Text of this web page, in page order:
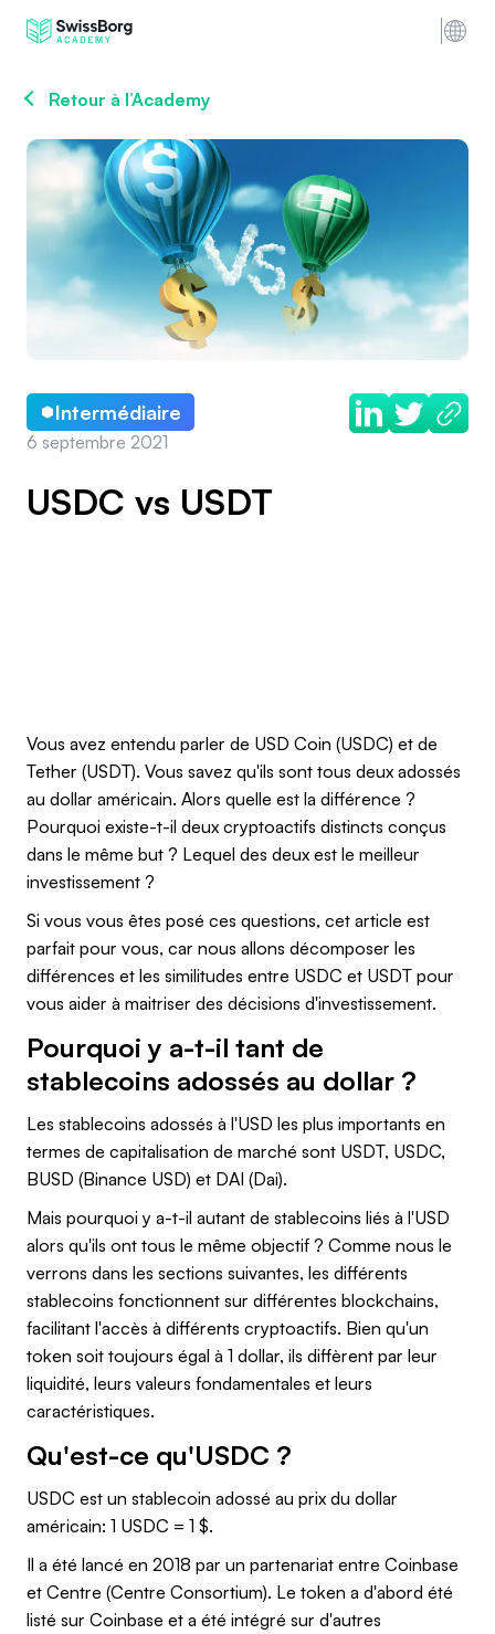
Retour à l’Academy
Intermédiaire
6 septembre 2021
USDC vs USDT
Vous avez entendu parler de USD Coin (USDC) et de
Tether (USDT). Vous savez qu'ils sont tous deux adossés
au dollar américain. Alors quelle est la différence ?
Pourquoi existe-t-il deux cryptoactifs distincts conçus
dans le même but ? Lequel des deux est le meilleur
investissement ?
Si vous vous êtes posé ces questions, cet article est
parfait pour vous, car nous allons décomposer les
différences et les similitudes entre USDC et USDT pour
vous aider à maitriser des décisions d'investissement.
Pourquoi y a-t-il tant de
stablecoins adossés au dollar ?
Les stablecoins adossés à l'USD les plus importants en
termes de capitalisation de marché sont USDT, USDC,
BUSD (Binance USD) et DAI (Dai).
Mais pourquoi y a-t-il autant de stablecoins liés à l'USD
alors qu'ils ont tous le même objectif ? Comme nous le
verrons dans les sections suivantes, les différents
stablecoins fonctionnent sur différentes blockchains,
facilitant l'accès à différents cryptoactifs. Bien qu'un
token soit toujours égal à 1 dollar, ils diffèrent par leur
liquidité, leurs valeurs fondamentales et leurs
caractéristiques.
Qu'est-ce qu'USDC ?
USDC est un stablecoin adossé au prix du dollar
américain: 1 USDC = 1 $.
Il a été lancé en 2018 par un partenariat entre Coinbase
et Centre (Centre Consortium). Le token a d'abord été
listé sur Coinbase et a été intégré sur d'autres